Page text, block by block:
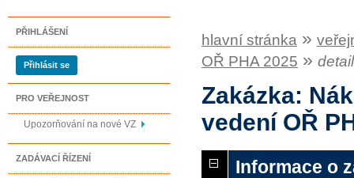
PŘIHLÁŠENÍ
Přihlásit se
PRO VEŘEJNOST
Upozorňování na nové VZ
ZADÁVACÍ ŘÍZENÍ
hlavní stránka »
OŘ PHA 2025 »
Zakázka:
vedení OŘ
Informace o